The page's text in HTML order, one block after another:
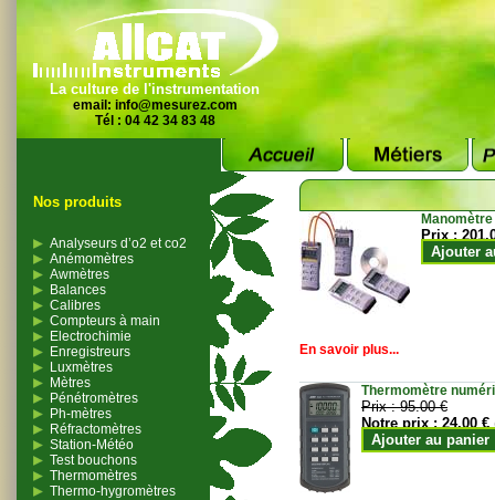
La culture de l'instrumentation
email: info@mesurez.com
Tél : 04 42 34 83 48
Nos produits
Analyseurs d’o2 et co2
Anémomètres
Awmètres
Balances
Calibres
Compteurs à main
Electrochimie
Enregistreurs
Luxmètres
Mètres
Pénétromètres
Ph-mètres
Réfractomètres
Station-Météo
Test bouchons
Thermomètres
Thermo-hygromètres
Prix :
Ajouter
En savoir plus...
Thermomètre
Prix :95.00 €
Notre prix :24.00 €
Ajouter au panier